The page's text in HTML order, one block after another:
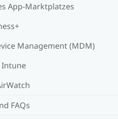
App-Marktplatzes
Management (MDM)
FAQs